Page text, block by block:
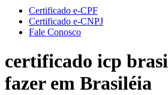
Certificado e-CPF
Certificado e-CNPJ
Fale Conosco
certificado icp
fazer em Brasiléia